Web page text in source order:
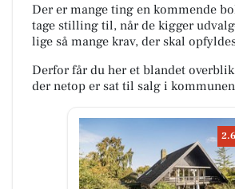
Der er mange ting en kommende
tage stilling til, når de kigger
lige så mange krav, der skal
Derfor får du her et blandet
der netop er sat til salg i